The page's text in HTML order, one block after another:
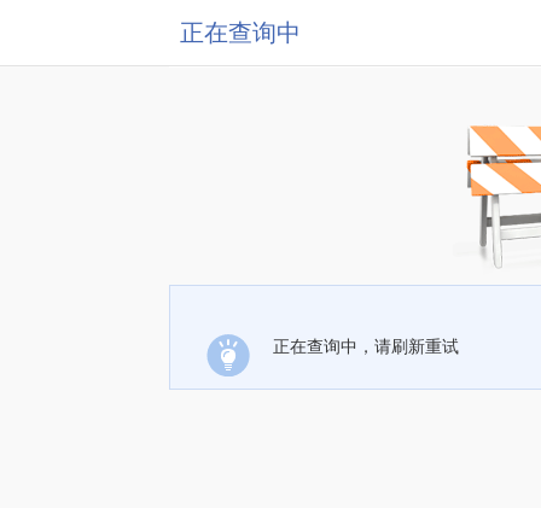
正在查询中
正在查询中，请刷新重试